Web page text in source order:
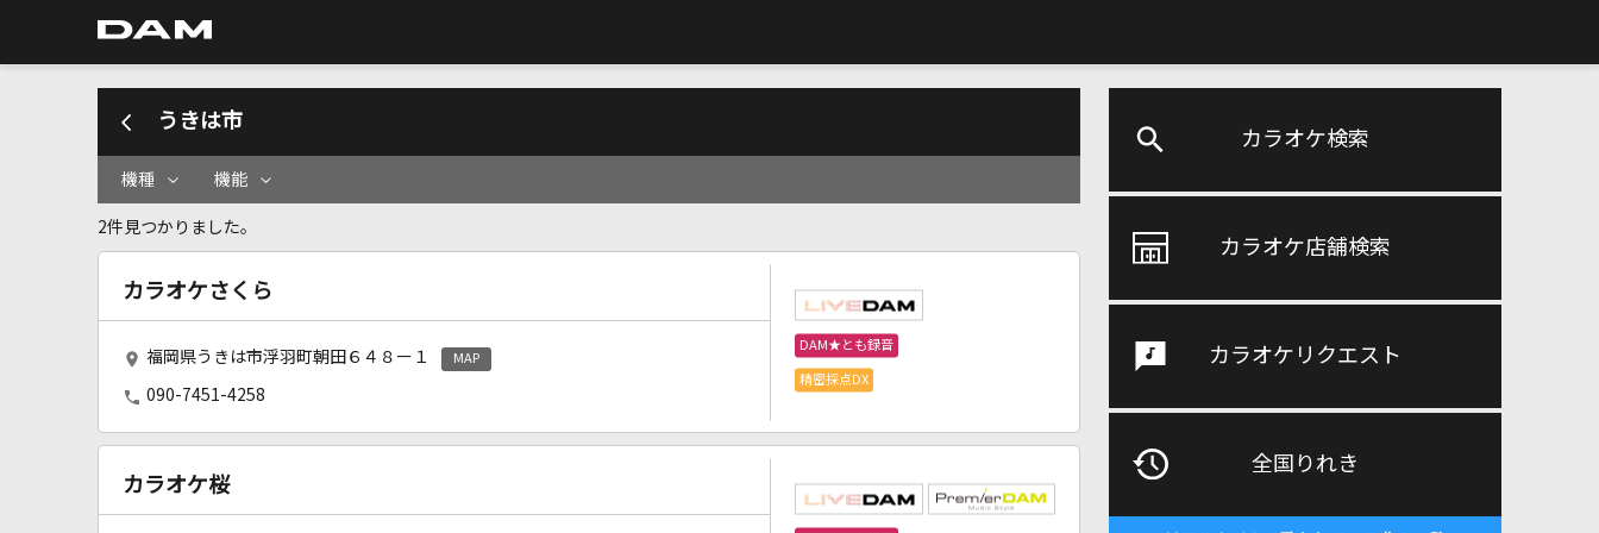
カラオケ検索
カラオケ店舗検索
カラオケリクエスト
全国りれき
うきは市
機種 機能
2件見つかりました。
カラオケさくら
福岡県うきは市浮羽町朝田６４８ー１ MAP
090-7451-4258
DAM★とも録音
精密採点DX
カラオケ桜